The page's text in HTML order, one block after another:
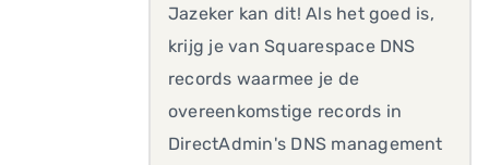
Jazeker kan dit! Als het goed is,
krijg je van Squarespace DNS
records waarmee je de
overeenkomstige records in
DirectAdmin's DNS management